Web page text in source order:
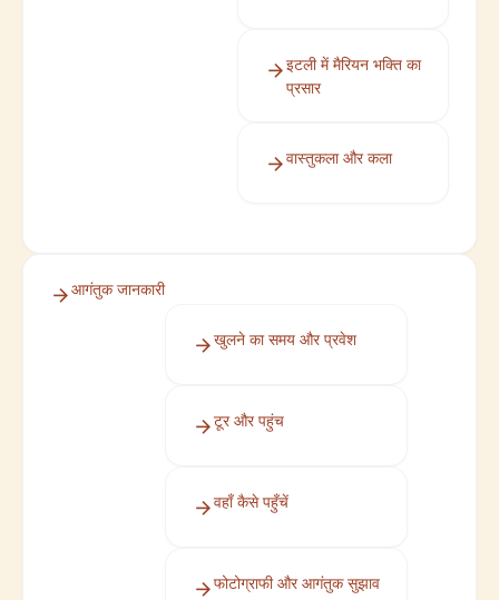
इटली में मैरियन भक्ति का
प्रसार
वास्तुकला और कला
आगंतुक जानकारी
खुलने का समय और प्रवेश
टूर और पहुंच
वहाँ कैसे पहुँचें
फोटोग्राफी और आगंतुक सुझाव